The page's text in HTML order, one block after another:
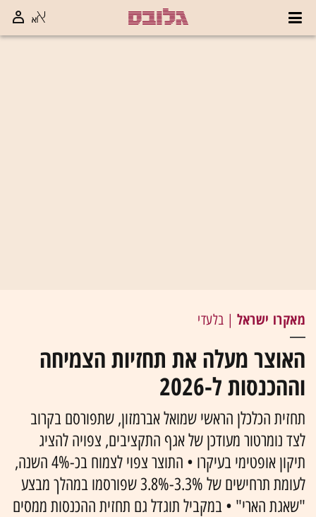
מאקרו ישראל | בלעדי
האוצר מעלה את תחזיות הצמיחה
וההכנסות ל-2026
תחזית הכלכלן הראשי שמואל אברמזון, שתפורסם בקרוב
לצד נומרטור מעודכן של אגף התקציבים, צפויה להציג
תיקון אופטימי בעיקרו • התוצר צפוי לצמוח בכ-4% השנה,
לעומת תרחישים של 3.3%-3.8% שפורסמו במהלך מבצע
"שאגת הארי" • במקביל תוגדל גם תחזית ההכנסות ממסים